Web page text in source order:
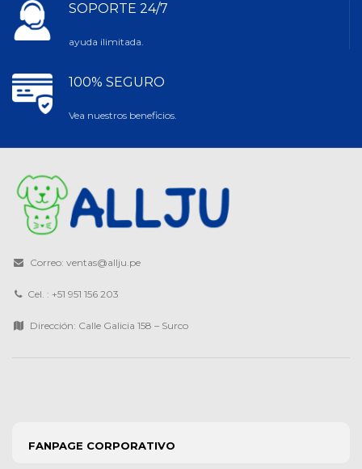
SOPORTE 24/7
ayuda ilimitada.
100% SEGURO
Vea nuestros beneficios.
Correo: ventas@allju.pe
Cel. : +51 951 156 203
Dirección: Calle Galicia 158 – Surco
FANPAGE CORPORATIVO